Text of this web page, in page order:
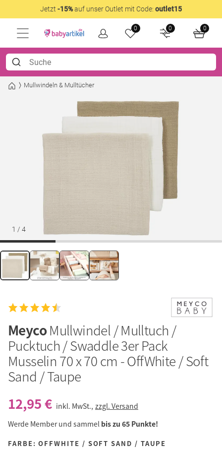
Jetzt -15%auf unser Outlet mit Code: outlet15
0 0 0
Mullwindeln & Mulltücher
1 / 4
MeycoMullwindel / Mulltuch /
Pucktuch / Swaddle 3er Pack
Musselin 70 x 70 cm - OffWhite / Soft
Sand / Taupe
12,95 € inkl. MwSt., zzgl. Versand
Werde Member und sammel bis zu 65 Punkte!
FARBE: OFFWHITE / SOFT SAND / TAUPE